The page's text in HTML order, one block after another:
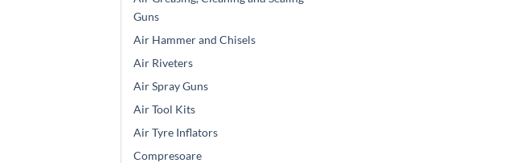
Guns
Air Hammer and Chisels
Air Riveters
Air Spray Guns
Air Tool Kits
Air Tyre Inflators
Compresoare